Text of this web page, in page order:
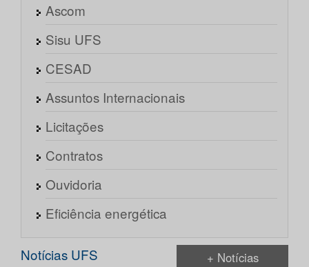
Ascom
Sisu UFS
CESAD
Assuntos Internacionais
Licitações
Contratos
Ouvidoria
Eficiência energética
Notícias UFS + Notícias